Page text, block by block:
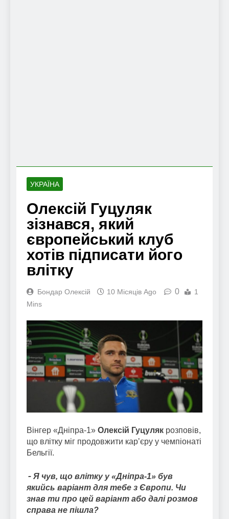
УКРАЇНА
Олексій Гуцуляк
зізнався, який
європейський клуб
хотів підписати його
влітку
Бондар Олексій 10 Місяців Ago 0
1
Mins
Вінгер «Дніпра-1» Олексій Гуцуляк розповів,
що влітку міг продовжити карʼєру у чемпіонаті
Бельгії.
⁃ Я чув, що влітку у «Дніпра-1» був
якийсь варіант для тебе з Європи. Чи
знав ти про цей варіант або далі розмов
справа не пішла?